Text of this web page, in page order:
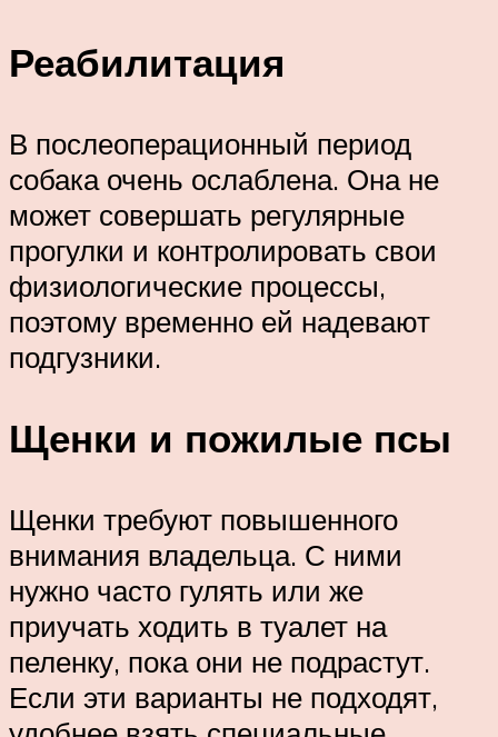
Реабилитация
В послеоперационный период
собака очень ослаблена. Она не
может совершать регулярные
прогулки и контролировать свои
физиологические процессы,
поэтому временно ей надевают
подгузники.
Щенки и пожилые псы
Щенки требуют повышенного
внимания владельца. С ними
нужно часто гулять или же
приучать ходить в туалет на
пеленку, пока они не подрастут.
Если эти варианты не подходят,